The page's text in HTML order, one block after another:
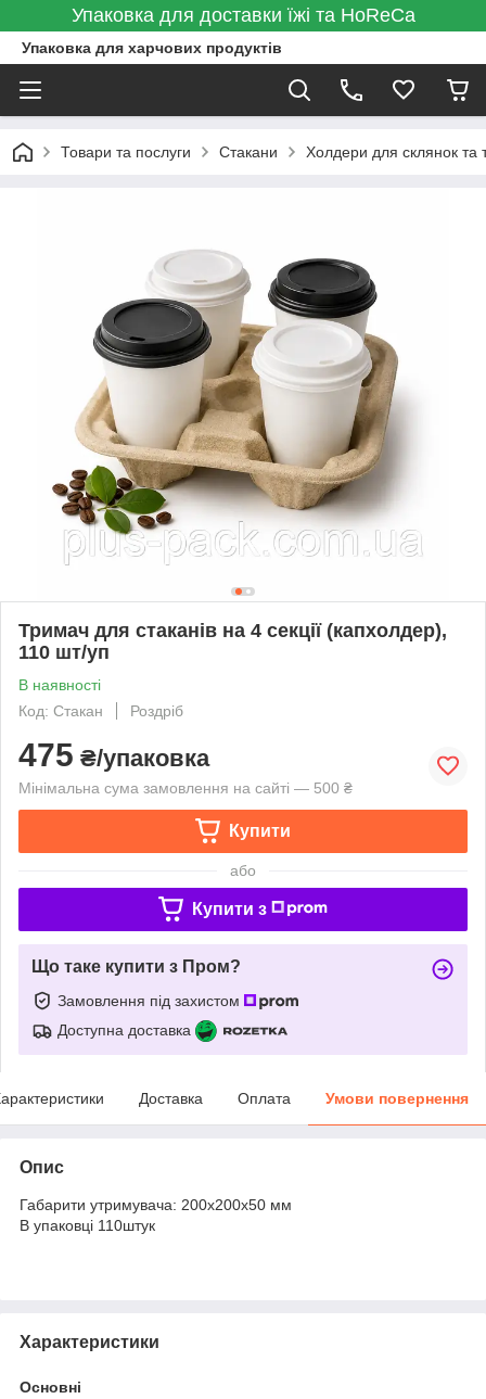
Упаковка для доставки їжі та HoReCa
Упаковка для харчових продуктів
Товари та послуги Стакани Холдери для склянок та
Тримач для стаканів на 4 секції (капхолдер),
110 шт/уп
В наявності
Код: Стакан
Роздріб
475 ₴/упаковка
Мінімальна сума замовлення на сайті — 500 ₴
Купити
або
Купити з
Що таке купити з Пром?
Замовлення під захистом
Доступна доставка
Доставка Оплата Умови повернення
Опис
Габарити утримувача: 200x200x50 мм
В упаковці 110штук
Характеристики
Основні